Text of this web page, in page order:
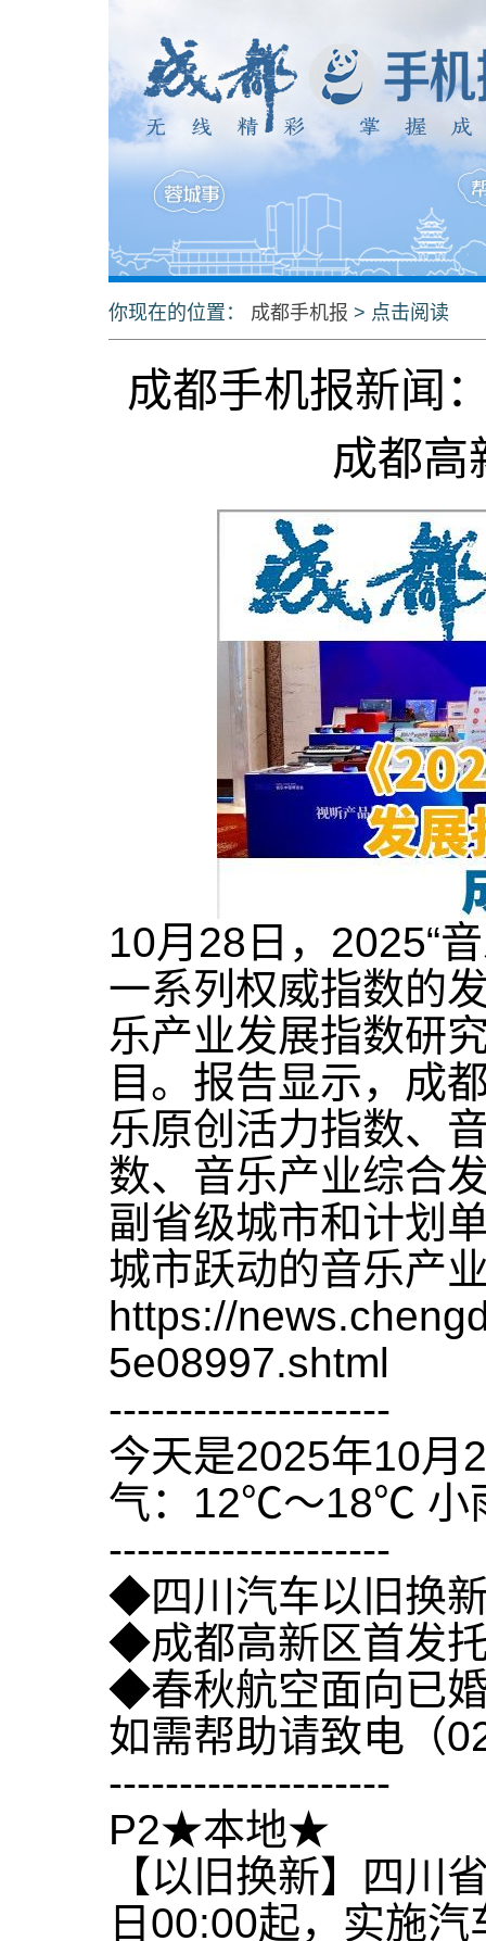
你现在的位置： 成都手机报 > 点击阅读
成都手机报新闻
成都高
10月28日，2025“
一系列权威指数的
乐产业发展指数研
目。报告显示，成
乐原创活力指数、
数、音乐产业综合
副省级城市和计划
城市跃动的音乐产
https://
5e08997.shtml
--------------------
今天是2025年10月
气：12℃～18℃ 小
--------------------
◆四川汽车以旧换
◆成都高新区首发
◆春秋航空面向已
如需帮助请致电（
--------------------
P2★本地★
【以旧换新】四川
日00:00起，实施